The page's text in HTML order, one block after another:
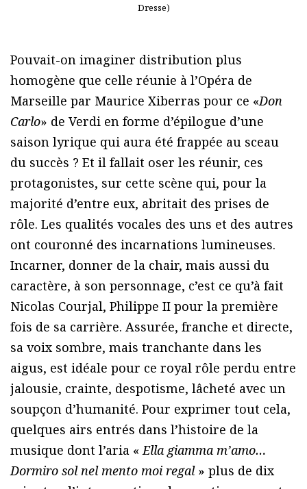
Dresse)
Pouvait-on imaginer distribution plus
homogène que celle réunie à l’Opéra de
Marseille par Maurice Xiberras pour ce «Don
Carlo» de Verdi en forme d’épilogue d’une
saison lyrique qui aura été frappée au sceau
du succès ? Et il fallait oser les réunir, ces
protagonistes, sur cette scène qui, pour la
majorité d’entre eux, abritait des prises de
rôle. Les qualités vocales des uns et des autres
ont couronné des incarnations lumineuses.
Incarner, donner de la chair, mais aussi du
caractère, à son personnage, c’est ce qu’à fait
Nicolas Courjal, Philippe II pour la première
fois de sa carrière. Assurée, franche et directe,
sa voix sombre, mais tranchante dans les
aigus, est idéale pour ce royal rôle perdu entre
jalousie, crainte, despotisme, lâcheté avec un
soupçon d’humanité. Pour exprimer tout cela,
quelques airs entrés dans l’histoire de la
musique dont l’aria «Ella giamma m’amo…
Dormiro sol nel mento moi regal » plus de dix